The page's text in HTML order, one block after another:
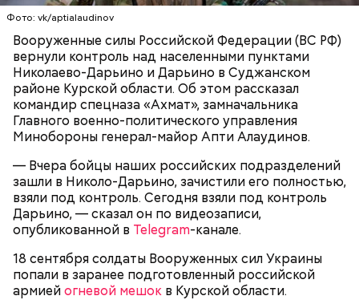
Фото: vk/aptialaudinov
Вооруженные силы Российской Федерации (ВС РФ)
вернули контроль над населенными пунктами
Николаево-Дарьино и Дарьино в Суджанском
районе Курской области. Об этом рассказал
командир спецназа «Ахмат», замначальника
Главного военно-политического управления
Минобороны генерал-майор Апти Алаудинов.
— Вчера бойцы наших российских подразделений
зашли в Николо-Дарьино, зачистили его полностью,
взяли под контроль. Сегодня взяли под контроль
Дарьино, — сказал он по видеозаписи,
опубликованной в Telegram-канале.
18 сентября солдаты Вооруженных сил Украины
попали в заранее подготовленный российской
армиейогневой мешок в Курской области.
Ингредиенты:
Терапевт Кондрахин назвал
продукты и напитки, которые
выводят токсины из организма
Ранние плоды, по словам врача, лучше не есть:
Чистит сосуды и защищает от
рака: чем полезен кресс-салат